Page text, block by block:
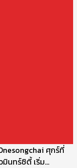
ศุกร์ที่
นทร์ซิตี้ เริ่ม...